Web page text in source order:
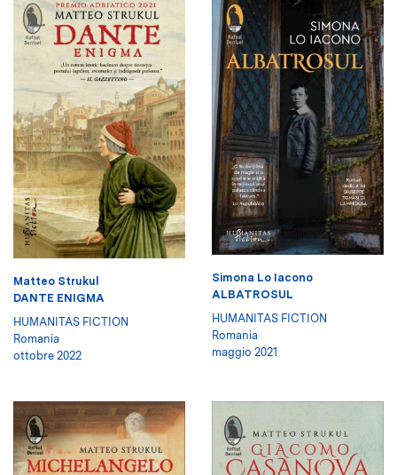
Matteo Strukul
DANTE ENIGMA
HUMANITAS FICTION
Romania
ottobre 2022
Simona Lo Iacono
ALBATROSUL
HUMANITAS FICTION
Romania
maggio 2021